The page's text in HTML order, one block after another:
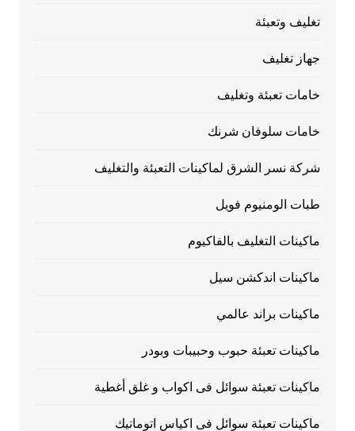
تغليف وتعبئة
جهاز تغليف
خامات تعبئة وتغليف
خامات سلوفان شرنك
شركة نسر الشرق لماكينات التعبئة والتغليف
طبات الومنيوم فويل
ماكينات التغليف بالفاكيوم
ماكينات اندكشن سيل
ماكينات براند عالمي
ماكينات تعبئة حبوب وحبيبات وبودر
ماكينات تعبئة سوائل فى اكواب و غلق أغطية
ماكينات تعبئة سوائل فى اكياس اتوماتيك